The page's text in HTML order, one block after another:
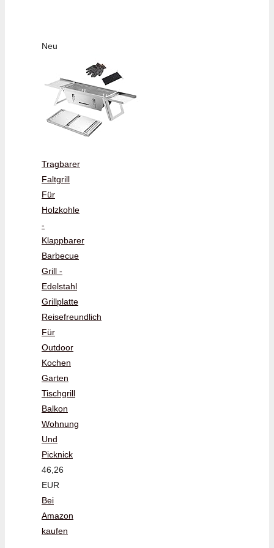
Neu
Tragbarer
Faltgrill
Für
Holzkohle
-
Klappbarer
Barbecue
Grill -
Edelstahl
Grillplatte
Reisefreundlich
Für
Outdoor
Kochen
Garten
Tischgrill
Balkon
Wohnung
Und
Picknick
46,26
EUR
Bei
Amazon
kaufen